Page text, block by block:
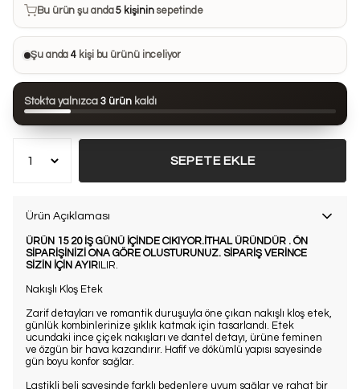
Bu ürün şu anda5 kişininsepetinde
Bu ürünü 33 kişi favorilerine ekledi
Bu ürün son 24 saatte54 kezgörüntülendi
Şu anda4 kişi bu ürünü inceliyor
Stokta yalnızca 3 ürün kaldı
SEPETE EKLE
Ürün Açıklaması
ÜRÜN 15 20 İŞ GÜNÜ İÇİNDE CIKIYOR.İTHAL ÜRÜNDÜR . ÖN
SİPARİŞİNİZİ ONA GÖRE OLUSTURUNUZ. SİPARİŞ VERİNCE
SİZİN İÇİN AYIR ILIR.
Nakışlı Kloş Etek
Zarif detayları ve romantik duruşuyla öne çıkan nakışlı kloş etek,
günlük kombinlerinize şıklık katmak için tasarlandı. Etek
ucundaki ince çiçek nakışları ve dantel detayı, ürüne feminen
ve özgün bir hava kazandırır. Hafif ve dökümlü yapısı sayesinde
gün boyu konfor sağlar.
Lastikli beli sayesinde farklı bedenlere uyum sağlar ve rahat bir